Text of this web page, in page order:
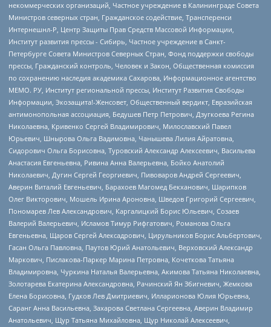
некоммерческих организаций, Частное учреждение в Калининграде Совета
Министров северных стран, Гражданское содействие, Трансперенси
Интернешнл-Р, Центр Защиты Прав Средств Массовой Информации,
Институт развития прессы - Сибирь, Частное учреждение в Санкт-
Петербурге Совета Министров Северных Стран, Фонд поддержки свободы
прессы, Гражданский контроль, Человек и Закон, Общественная комиссия
по сохранению наследия академика Сахарова, Информационное агентство
МЕМО. РУ, Институт региональной прессы, Институт Развития Свободы
Информации, Экозащита!-Женсовет, Общественный вердикт, Евразийская
антимонопольная ассоциация, Бедушев Петр Петрович, Дзугкоева Регина
Николаевна, Кривенко Сергей Владимирович, Милославский Павел
Юрьевич, Шнырова Ольга Вадимовна, Чанышева Лилия Айратовна,
Сидорович Ольга Борисовна, Туровский Александр Алексеевич, Васильева
Анастасия Евгеньевна, Ривина Анна Валерьевна, Бойко Анатолий
Николаевич, Дугин Сергей Георгиевич, Пивоваров Андрей Сергеевич,
Аверин Виталий Евгеньевич, Барахоев Магомед Бекханович, Шарипков
Олег Викторович, Мошель Ирина Ароновна, Шведов Григорий Сергеевич,
Пономарев Лев Александрович, Каргалицкий Борис Юльевич, Созаев
Валерий Валерьевич, Исламов Тимур Рифгатович, Романова Ольга
Евгеньевна, Щаров Сергей Алексадрович, Цирульников Борис Альбертович,
Гасан Ольга Павловна, Паутов Юрий Анатольевич, Верховский Александр
Маркович, Пислакова-Паркер Марина Петровна, Кочеткова Татьяна
Владимировна, Чуркина Наталья Валерьевна, Акимова Татьяна Николаевна,
Золотарева Екатерина Александровна, Рачинский Ян Збигневич, Жемкова
Елена Борисовна, Гудков Лев Дмитриевич, Илларионова Юлия Юрьевна,
Саранг Анна Васильевна, Захарова Светлана Сергеевна, Аверин Владимир
Анатольевич, Щур Татьяна Михайловна, Щур Николай Алексеевич,